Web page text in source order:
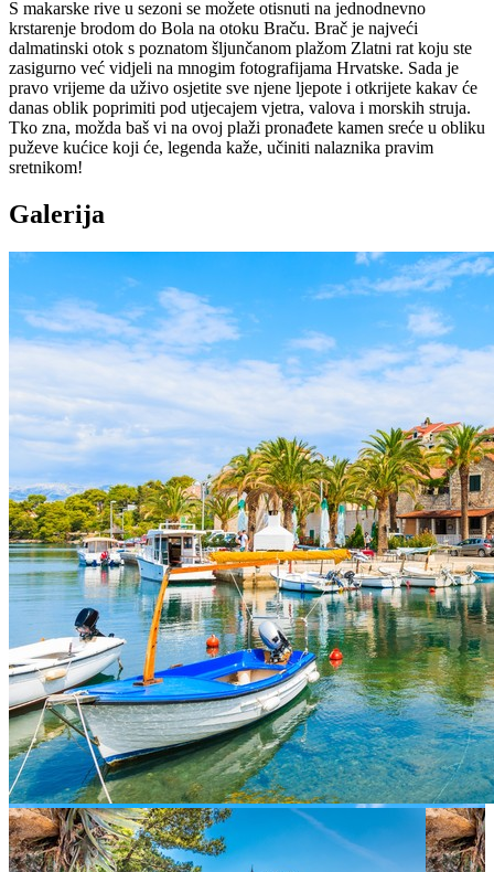
S makarske rive u sezoni se možete otisnuti na jednodnevno
krstarenje brodom do Bola na otoku Braču. Brač je najveći
dalmatinski otok s poznatom šljunčanom plažom Zlatni rat koju ste
zasigurno već vidjeli na mnogim fotografijama Hrvatske. Sada je
pravo vrijeme da uživo osjetite sve njene ljepote i otkrijete kakav će
danas oblik poprimiti pod utjecajem vjetra, valova i morskih struja.
Tko zna, možda baš vi na ovoj plaži pronađete kamen sreće u obliku
puževe kućice koji će, legenda kaže, učiniti nalaznika pravim
sretnikom!
Galerija